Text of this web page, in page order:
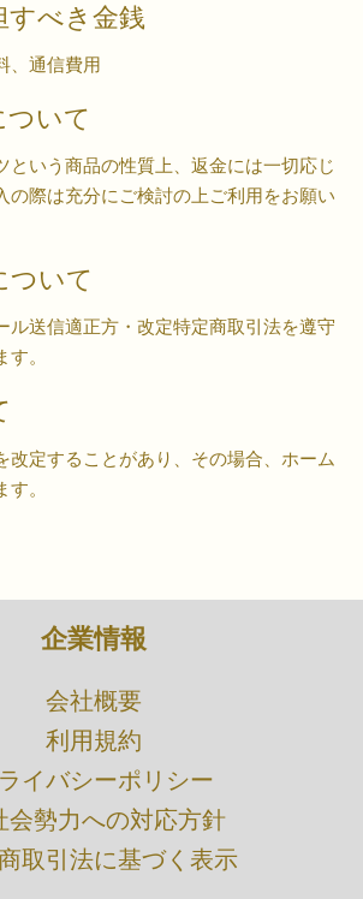
すべき金銭
、通信費用
ついて
という商品の性質上、返金には一切応じ
の際は充分にご検討の上ご利用をお願い
ついて
ル送信適正方・改定特定商取引法を遵守
。
改定することがあり、その場合、ホーム
。
企業情報
​会社概要
利用規約
イバシーポリシー
会勢力への対応方針
取引法に基づく表示